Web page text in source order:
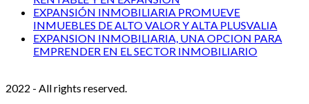
EXPANSIÓN INMOBILIARIA PROMUEVE
INMUEBLES DE ALTO VALOR Y ALTA PLUSVALIA
EXPANSION INMOBILIARIA, UNA OPCION PARA
EMPRENDER EN EL SECTOR INMOBILIARIO
2022 - All rights reserved.